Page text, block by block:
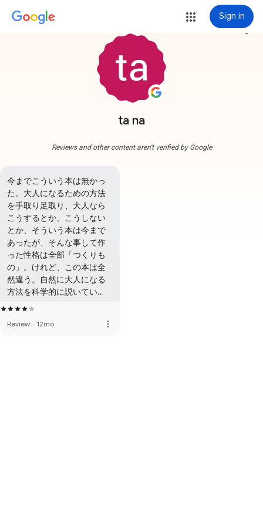
Sign in
ta na
more_vert
Reviews and other content aren't verified by Google
今までこういう本は無かっ
た。大人になるための方法
を手取り足取り、大人なら
こうするとか、こうしない
とか、そういう本は今まで
あったが、そんな事して作
った性格は全部「つくりも
の」。けれど、この本は全
然違う。自然に大人になる
方法を科学的に説いてい
て、素晴らしい！と思う。
まれれば、世の中もう少し
Review · 12mo more_vert